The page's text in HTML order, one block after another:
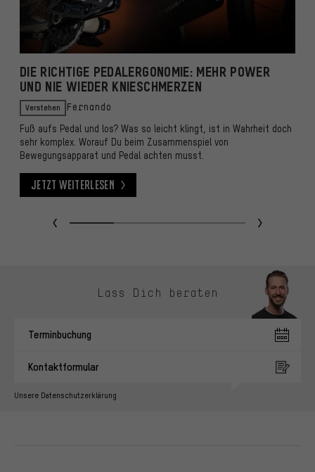
DIE RICHTIGE PEDALERGONOMIE: MEHR POWER
UND NIE WIEDER KNIESCHMERZEN
Verstehen Fernando
Fuß aufs Pedal und los? Was so leicht klingt, ist in Wahrheit doch
sehr komplex. Worauf Du beim Zusammenspiel von
Bewegungsapparat und Pedal achten musst.
Jetzt weiterlesen
Lass Dich beraten
Terminbuchung
Kontaktformular
Unsere Datenschutzerklärung